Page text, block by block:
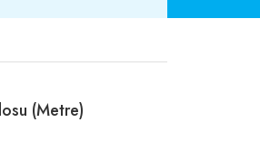
(Metre)